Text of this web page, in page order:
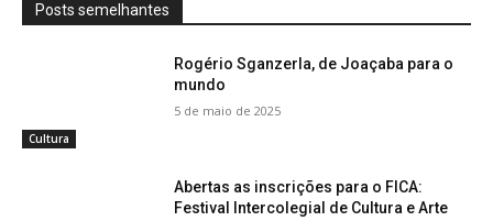
Posts semelhantes
Cultura
Rogério Sganzerla, de Joaçaba para o
mundo
5 de maio de 2025
Abertas as inscrições para o FICA:
Festival Intercolegial de Cultura e Arte